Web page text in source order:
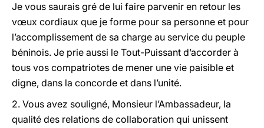
Je vous saurais gré de lui faire parvenir en retour les
vœux cordiaux que je forme pour sa personne et pour
l’accomplissement de sa charge au service du peuple
béninois. Je prie aussi le Tout-Puissant d’accorder à
tous vos compatriotes de mener une vie paisible et
digne, dans la concorde et dans l’unité.
2. Vous avez souligné, Monsieur l’Ambassadeur, la
qualité des relations de collaboration qui unissent